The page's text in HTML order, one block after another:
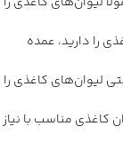
را دارید، عمده
لیوان‌های کاغذی را
کاغذی مناسب با نیاز